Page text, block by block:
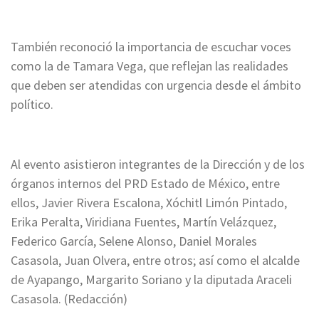
También reconoció la importancia de escuchar voces
como la de Tamara Vega, que reflejan las realidades
que deben ser atendidas con urgencia desde el ámbito
político.
Al evento asistieron integrantes de la Dirección y de los
órganos internos del PRD Estado de México, entre
ellos, Javier Rivera Escalona, Xóchitl Limón Pintado,
Erika Peralta, Viridiana Fuentes, Martín Velázquez,
Federico García, Selene Alonso, Daniel Morales
Casasola, Juan Olvera, entre otros; así como el alcalde
de Ayapango, Margarito Soriano y la diputada Araceli
Casasola. (Redacción)